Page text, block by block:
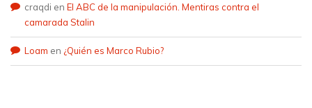
craqdi en El ABC de la manipulación. Mentiras contra el
camarada Stalin
Loam en ¿Quién es Marco Rubio?